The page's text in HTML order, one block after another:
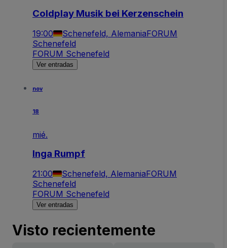
Coldplay Musik bei Kerzenschein
19:00 Schenefeld, AlemaniaFORUM
Schenefeld
FORUM Schenefeld
Ver entradas
nov
18
mié.
Inga Rumpf
21:00 Schenefeld, AlemaniaFORUM
Schenefeld
FORUM Schenefeld
Ver entradas
Visto recientemente